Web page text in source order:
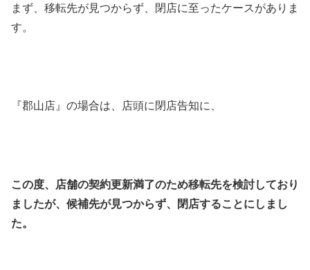
まず、移転先が見つからず、閉店に至ったケースがありま
す。
『郡山店』の場合は、店頭に閉店告知に、
この度、店舗の契約更新満了のため移転先を検討しており
ましたが、候補先が見つからず、閉店することにしまし
た。